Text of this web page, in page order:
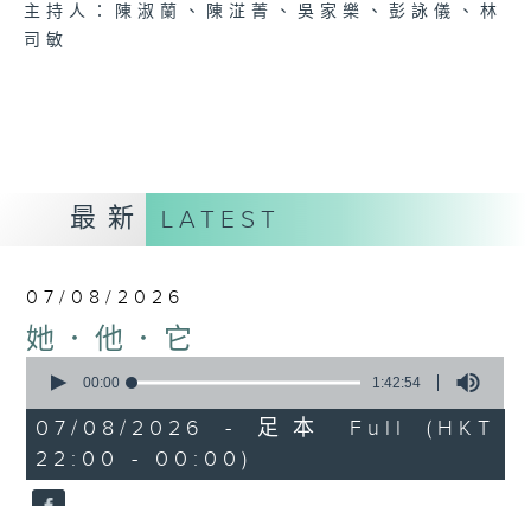
主持人：陳淑蘭、陳淽菁、吳家樂、彭詠儀、林
司敏
最新 LATEST
07/08/2026
她．他．它
seconds
1
hour,
42
minutes,
54
00:00 1:42:54
07/08/2026 - 足本 Full (HKT
22:00 - 00:00)